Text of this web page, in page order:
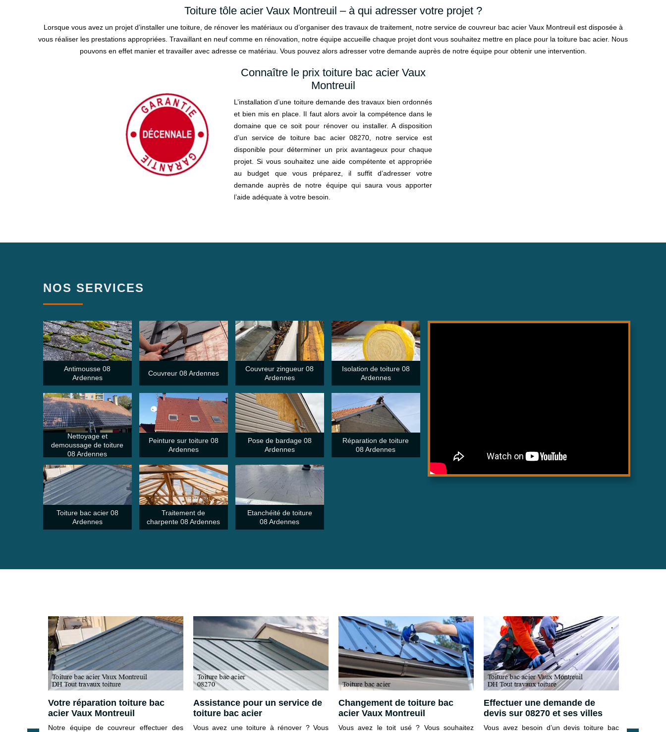
Toiture tôle acier Vaux Montreuil – à qui adresser votre projet ?
Lorsque vous avez un projet d’installer une toiture, de rénover les matériaux ou d’organiser des travaux de traitement, notre service de couvreur bac acier Vaux Montreuil est disposée à
vous réaliser les prestations appropriées. Travaillant en neuf comme en rénovation, notre équipe accueille chaque projet dont vous souhaitez mettre en place pour la toiture bac acier. Nous
pouvons en effet manier et travailler avec adresse ce matériau. Vous pouvez alors adresser votre demande auprès de notre équipe pour obtenir une intervention.
Connaître le prix toiture bac acier Vaux
Montreuil
L’installation d’une toiture demande des travaux bien ordonnés
et bien mis en place. Il faut alors avoir la compétence dans le
domaine que ce soit pour rénover ou installer. A disposition
d’un service de toiture bac acier 08270, notre service est
disponible pour déterminer un prix avantageux pour chaque
projet. Si vous souhaitez une aide compétente et appropriée
au budget que vous préparez, il suffit d’adresser votre
demande auprès de notre équipe qui saura vous apporter
l’aide adéquate à votre besoin.
NOS SERVICES
Antimousse 08
Ardennes
Couvreur 08 Ardennes
Couvreur zingueur 08
Ardennes
Isolation de toiture 08
Ardennes
Nettoyage et
demoussage de toiture
08 Ardennes
Peinture sur toiture 08
Ardennes
Pose de bardage 08
Ardennes
Réparation de toiture
08 Ardennes
Toiture bac acier 08
Ardennes
Traitement de
charpente 08 Ardennes
Etanchéité de toiture
08 Ardennes
est une
Votre réparation toiture bac
acier Vaux Montreuil
Notre équipe de couvreur effectuer des
Assistance pour un service de
toiture bac acier
Vous avez une toiture à rénover ? Vous
Changement de toiture bac
acier Vaux Montreuil
Vous avez le toit usé ? Vous souhaitez
Effectuer une demande de
devis sur 08270 et ses villes
Vous avez besoin d’un devis toiture bac
Prendre